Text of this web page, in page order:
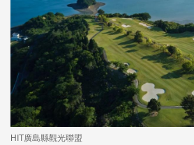
HIT廣島縣觀光聯盟